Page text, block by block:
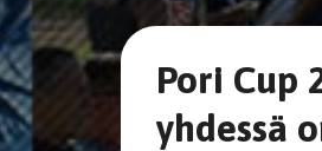
Pori Cup
yhdessä